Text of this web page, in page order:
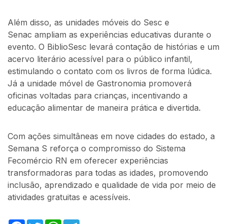
Além disso, as unidades móveis do Sesc e
Senac ampliam as experiências educativas durante o
evento. O BiblioSesc levará contação de histórias e um
acervo literário acessível para o público infantil,
estimulando o contato com os livros de forma lúdica.
Já a unidade móvel de Gastronomia promoverá
oficinas voltadas para crianças, incentivando a
educação alimentar de maneira prática e divertida.
Com ações simultâneas em nove cidades do estado, a
Semana S reforça o compromisso do Sistema
Fecomércio RN em oferecer experiências
transformadoras para todas as idades, promovendo
inclusão, aprendizado e qualidade de vida por meio de
atividades gratuitas e acessíveis.